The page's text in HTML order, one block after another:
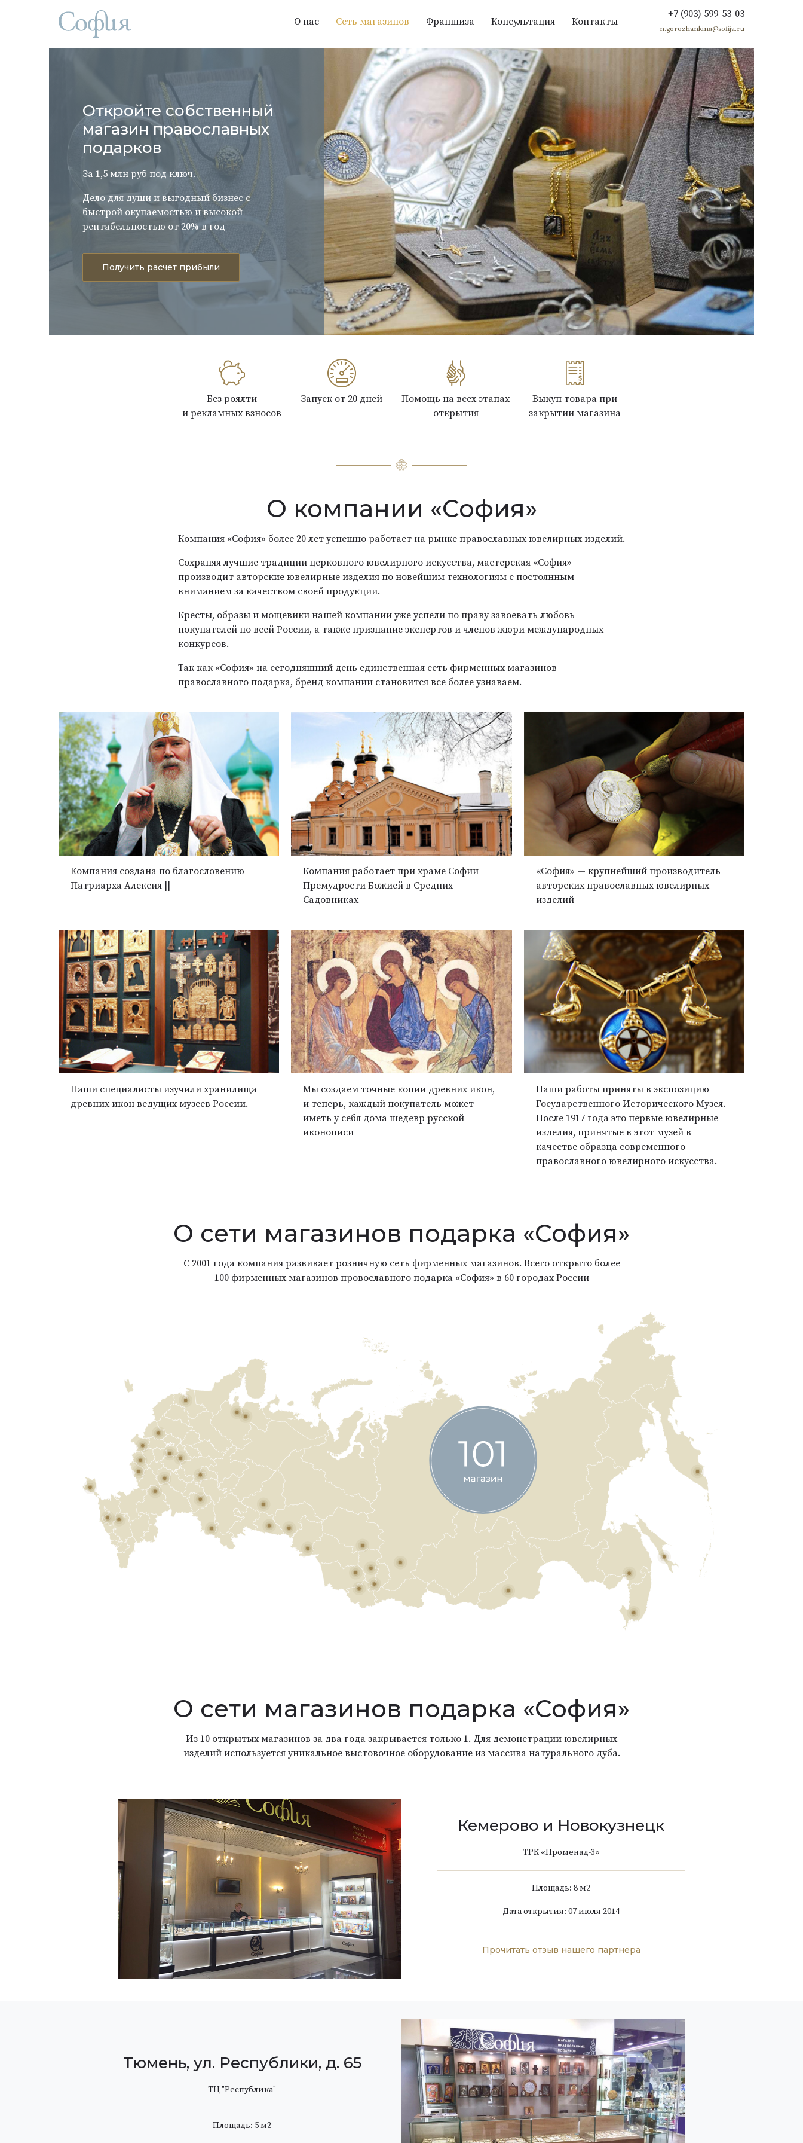
О нас Сеть магазинов Франшиза Консультация Контакты
+7 (903) 599-53-03
n.gorozhankina@sofija.ru
Откройте собственный
магазин православных
подарков
За 1,5 млн руб под ключ.
Дело для души и выгодный бизнес с
быстрой окупаемостью и высокой
рентабельностью от 20% в год
Получить расчет прибыли
Без роялти
и рекламных взносов
Запуск от 20 дней
Помощь на всех этапах
открытия
Выкуп товара при
закрытии магазина
О компании «София»
Компания «София» более 20 лет успешно работает на рынке православных ювелирных изделий.
Сохраняя лучшие традиции церковного ювелирного искусства, мастерская «София»
производит авторские ювелирные изделия по новейшим технологиям с постоянным
вниманием за качеством своей продукции.
Кресты, образы и мощевики нашей компании уже успели по праву завоевать любовь
покупателей по всей России, а также признание экспертов и членов жюри международных
конкурсов.
Так как «София» на сегодняшний день единственная сеть фирменных магазинов
православного подарка, бренд компании становится все более узнаваем.
Компания создана по благословению
Патриарха Алексия ||
Компания работает при храме Софии
Премудрости Божией в Средних
Садовниках
«София» — крупнейший производитель
авторских православных ювелирных
изделий
Наши специалисты изучили хранилища
древних икон ведущих музеев России.
Мы создаем точные копии древних икон,
и теперь, каждый покупатель может
иметь у себя дома шедевр русской
иконописи
Наши работы приняты в экспозицию
Государственного Исторического Музея.
После 1917 года это первые ювелирные
изделия, принятые в этот музей в
качестве образца современного
православного ювелирного искусства.
О сети магазинов подарка «София»
С 2001 года компания развивает розничную сеть фирменных магазинов. Всего открыто более
100 фирменных магазинов провославного подарка «София» в 60 городах России
О сети магазинов подарка «София»
Из 10 открытых магазинов за два года закрывается только 1. Для демонстрации ювелирных
изделий используется уникальное выстовочное оборудование из массива натурального дуба.
Кемерово и Новокузнецк
ТРК «Променад-3»
Площадь: 8 м2
Дата открытия: 07 июля 2014
Прочитать отзыв нашего партнера
Тюмень, ул. Республики, д. 65
ТЦ "Республика"
Площадь: 5 м2